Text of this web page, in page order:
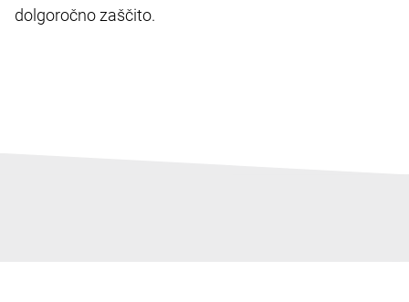
dolgoročno zaščito.